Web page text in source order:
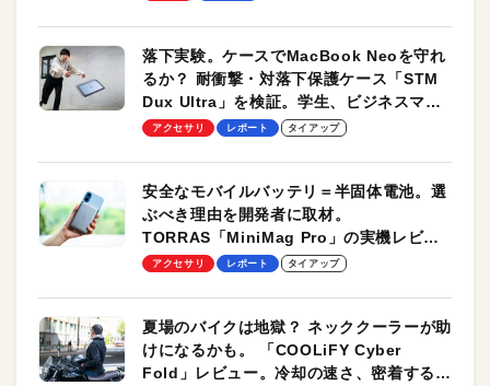
落下実験。ケースでMacBook Neoを守れ
るか？ 耐衝撃・対落下保護ケース「STM
Dux Ultra」を検証。学生、ビジネスマン
のモバイルユースに最適！
アクセサリ レポート タイアップ
安全なモバイルバッテリ＝半固体電池。選
ぶべき理由を開発者に取材。
TORRAS「MiniMag Pro」の実機レビュ
ーも
アクセサリ レポート タイアップ
夏場のバイクは地獄？ ネッククーラーが助
けになるかも。 「COOLiFY Cyber
Fold」レビュー。冷却の速さ、密着する冷